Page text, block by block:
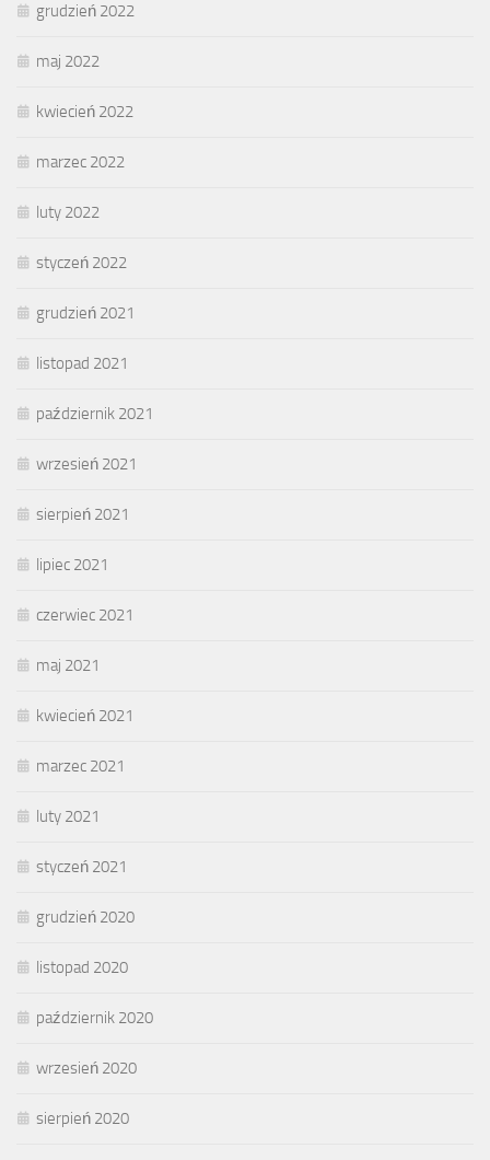
grudzień 2022
maj 2022
kwiecień 2022
marzec 2022
luty 2022
styczeń 2022
grudzień 2021
listopad 2021
październik 2021
wrzesień 2021
sierpień 2021
lipiec 2021
czerwiec 2021
maj 2021
kwiecień 2021
marzec 2021
luty 2021
styczeń 2021
grudzień 2020
listopad 2020
październik 2020
wrzesień 2020
sierpień 2020